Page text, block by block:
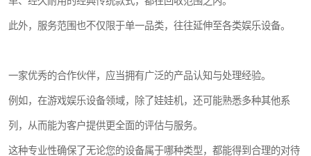
此外，服务范围也不仅限于单一品类，往往延伸至各类娱乐设备。
一家优秀的合作伙伴，应当拥有广泛的产品认知与处理经验。
例如，在游戏娱乐设备领域，除了娃娃机，还可能熟悉多种其他系
列，从而能为客户提供更全面的评估与服务。
这种专业性确保了无论您的设备属于哪种类型，都能得到合理的对待